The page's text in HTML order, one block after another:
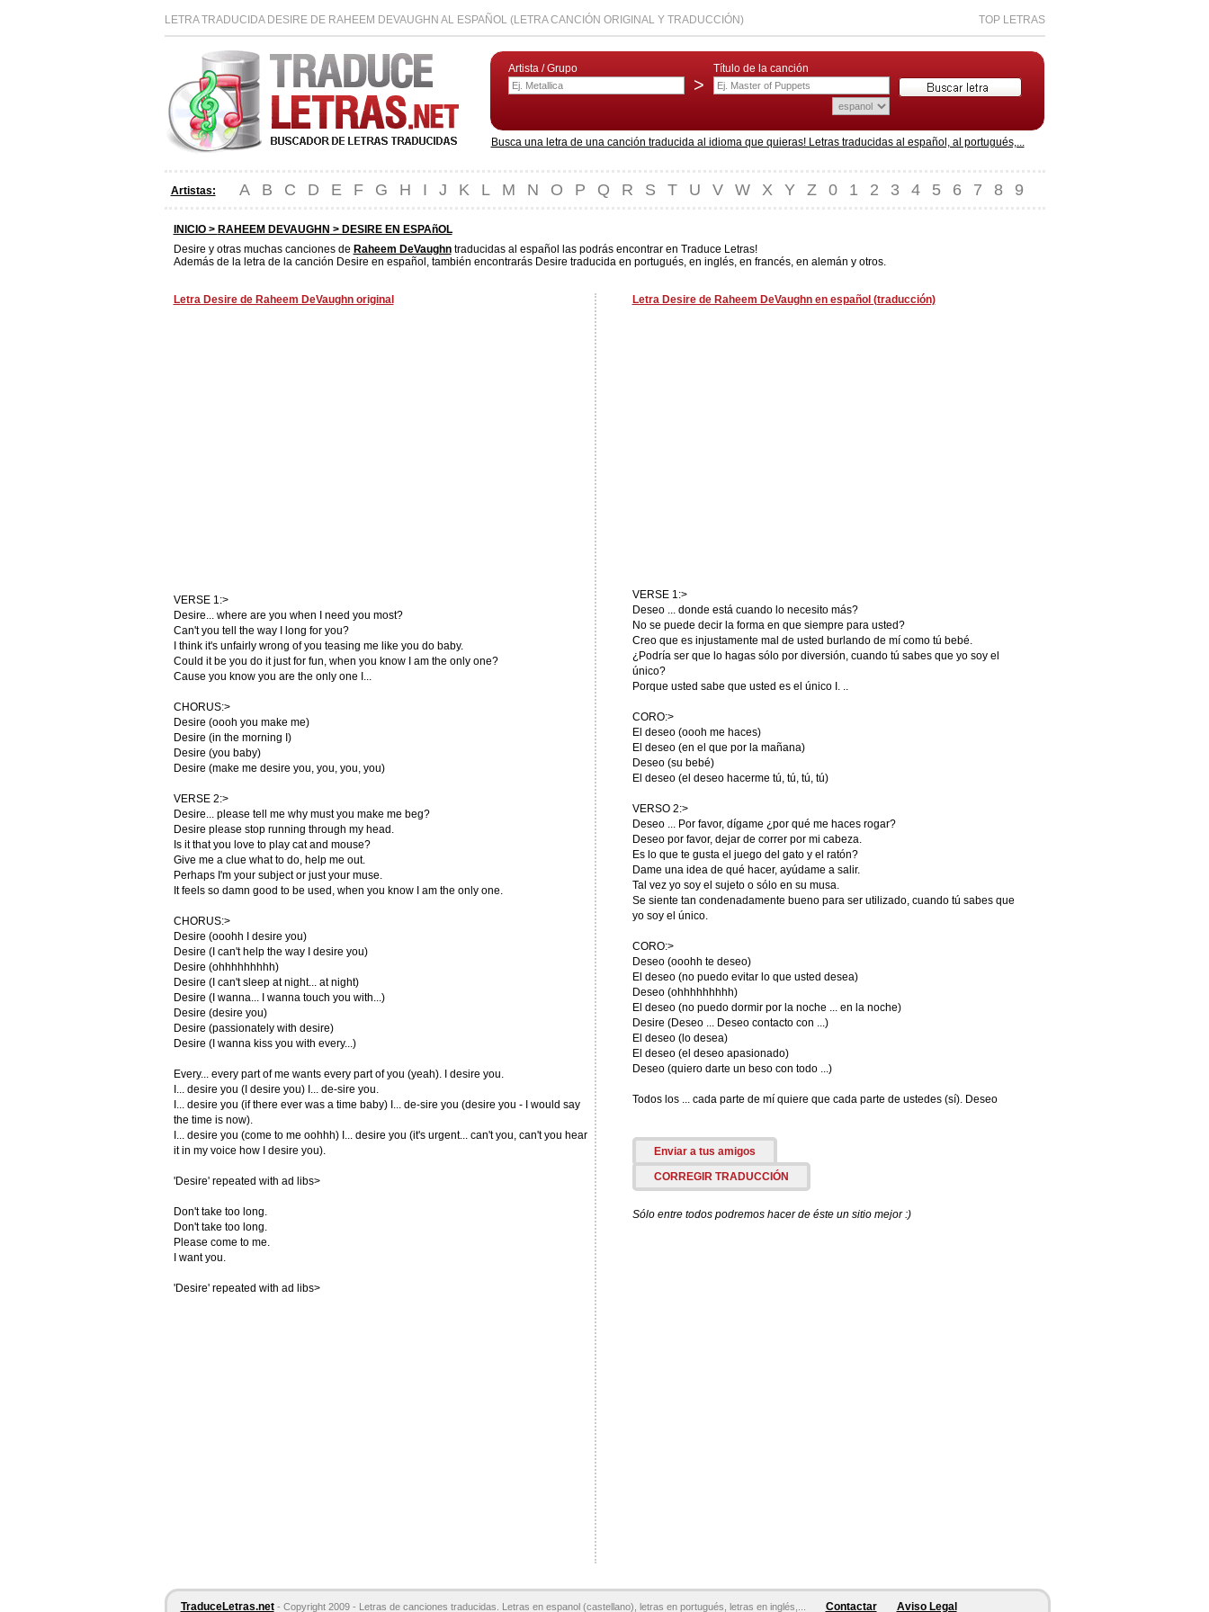
LETRA TRADUCIDA DESIRE DE RAHEEM DEVAUGHN AL ESPAÑOL (LETRA CANCIÓN ORIGINAL Y TRADUCCIÓN) TOP LETRAS
Artista / Grupo
>
Título de la canción
Busca una letra de una canción traducida al idioma que quieras! Letras traducidas al español, al portugués,...
Artistas: A B C D E F G H I J K L M N O P Q R S T U V W X Y Z 0 1 2 3 4 5 6 7 8 9
INICIO > RAHEEM DEVAUGHN > DESIRE EN ESPAñOL
Desire y otras muchas canciones de Raheem DeVaughntraducidas al español las podrás encontrar en Traduce Letras!
Además de la letra de la canción Desire en español, también encontrarás Desire traducida en portugués, en inglés, en francés, en alemán y otros.
Letra Desire de Raheem DeVaughn original
VERSE 1:>
Desire... where are you when I need you most?
Can't you tell the way I long for you?
I think it's unfairly wrong of you teasing me like you do baby.
Could it be you do it just for fun, when you know I am the only one?
Cause you know you are the only one I...
CHORUS:>
Desire (oooh you make me)
Desire (in the morning I)
Desire (you baby)
Desire (make me desire you, you, you, you)
VERSE 2:>
Desire... please tell me why must you make me beg?
Desire please stop running through my head.
Is it that you love to play cat and mouse?
Give me a clue what to do, help me out.
Perhaps I'm your subject or just your muse.
It feels so damn good to be used, when you know I am the only one.
CHORUS:>
Desire (ooohh I desire you)
Desire (I can't help the way I desire you)
Desire (ohhhhhhhhh)
Desire (I can't sleep at night... at night)
Desire (I wanna... I wanna touch you with...)
Desire (desire you)
Desire (passionately with desire)
Desire (I wanna kiss you with every...)
Every... every part of me wants every part of you (yeah). I desire you.
I... desire you (I desire you) I... de-sire you.
I... desire you (if there ever was a time baby) I... de-sire you (desire you - I would say
the time is now).
I... desire you (come to me oohhh) I... desire you (it's urgent... can't you, can't you hear
it in my voice how I desire you).
'Desire' repeated with ad libs>
Don't take too long.
Don't take too long.
Please come to me.
I want you.
'Desire' repeated with ad libs>
Letra Desire de Raheem DeVaughn en español (traducción)
VERSE 1:>
Deseo ... donde está cuando lo necesito más?
No se puede decir la forma en que siempre para usted?
Creo que es injustamente mal de usted burlando de mí como tú bebé.
¿Podría ser que lo hagas sólo por diversión, cuando tú sabes que yo soy el
único?
Porque usted sabe que usted es el único I. ..
CORO:>
El deseo (oooh me haces)
El deseo (en el que por la mañana)
Deseo (su bebé)
El deseo (el deseo hacerme tú, tú, tú, tú)
VERSO 2:>
Deseo ... Por favor, dígame ¿por qué me haces rogar?
Deseo por favor, dejar de correr por mi cabeza.
Es lo que te gusta el juego del gato y el ratón?
Dame una idea de qué hacer, ayúdame a salir.
Tal vez yo soy el sujeto o sólo en su musa.
Se siente tan condenadamente bueno para ser utilizado, cuando tú sabes que
yo soy el único.
CORO:>
Deseo (ooohh te deseo)
El deseo (no puedo evitar lo que usted desea)
Deseo (ohhhhhhhhh)
El deseo (no puedo dormir por la noche ... en la noche)
Desire (Deseo ... Deseo contacto con ...)
El deseo (lo desea)
El deseo (el deseo apasionado)
Deseo (quiero darte un beso con todo ...)
Todos los ... cada parte de mí quiere que cada parte de ustedes (sí). Deseo
Enviar a tus amigos
CORREGIR TRADUCCIÓN
Sólo entre todos podremos hacer de éste un sitio mejor :)
TraduceLetras.net - Copyright 2009 - Letras de canciones traducidas. Letras en espanol (castellano), letras en portugués, letras en inglés,... Contactar Aviso Legal